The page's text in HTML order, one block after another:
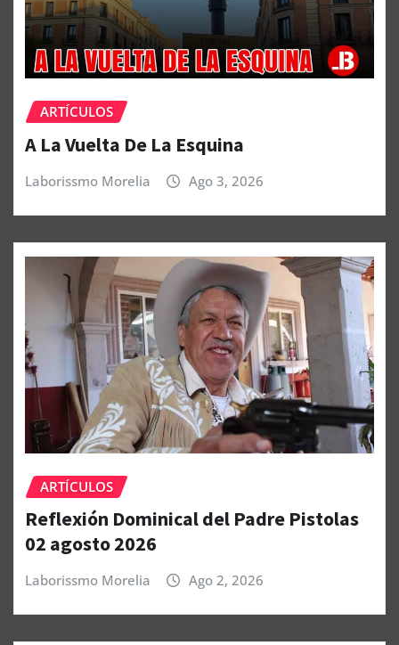
ARTÍCULOS
A La Vuelta De La Esquina
Laborissmo Morelia Ago 3, 2026
ARTÍCULOS
Reflexión Dominical del Padre Pistolas
02 agosto 2026
Laborissmo Morelia Ago 2, 2026